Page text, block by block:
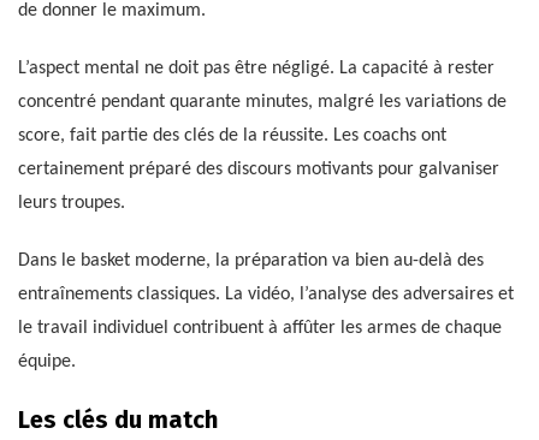
de donner le maximum.
L’aspect mental ne doit pas être négligé. La capacité à rester
concentré pendant quarante minutes, malgré les variations de
score, fait partie des clés de la réussite. Les coachs ont
certainement préparé des discours motivants pour galvaniser
leurs troupes.
Dans le basket moderne, la préparation va bien au-delà des
entraînements classiques. La vidéo, l’analyse des adversaires et
le travail individuel contribuent à affûter les armes de chaque
équipe.
Les clés du match